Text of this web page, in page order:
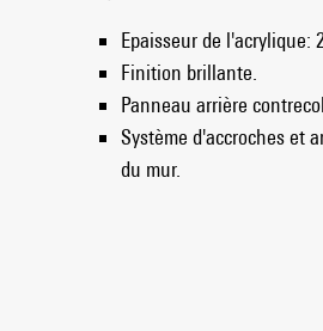
Epaisseur de l'acrylique:
Finition brillante.
Panneau arrière
Système d'accroches et
du mur.